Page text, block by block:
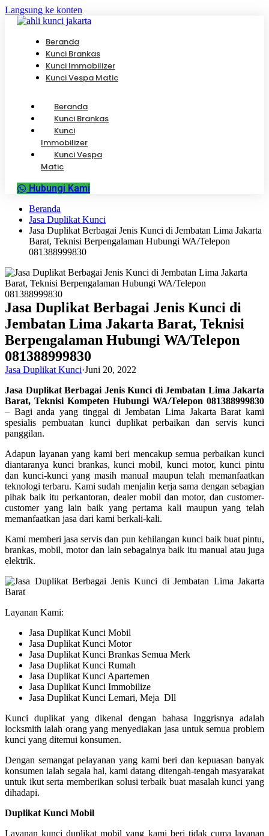
Langsung ke konten
Beranda
Kunci Brankas
Kunci Immobilizer
Kunci Vespa Matic
Beranda
Kunci Brankas
Kunci
Immobilizer
Kunci Vespa
Matic
Hubungi Kami
Beranda
Jasa Duplikat Kunci
Jasa Duplikat Berbagai Jenis Kunci di Jembatan Lima Jakarta
Barat, Teknisi Berpengalaman Hubungi WA/Telepon
081388999830
Jasa Duplikat Berbagai Jenis Kunci di
Jembatan Lima Jakarta Barat, Teknisi
Berpengalaman Hubungi WA/Telepon
081388999830
Jasa Duplikat Kunci·Juni 20, 2022
Jasa Duplikat Berbagai Jenis Kunci di Jembatan Lima Jakarta
Barat, Teknisi Kompeten Hubungi WA/Telepon 081388999830
– Bagi anda yang tinggal di Jembatan Lima Jakarta Barat kami
spesialis pembuatan kunci duplikat perbaikan dan servis kunci
panggilan.
Adapun layanan yang kami beri mencakup semua perbaikan kunci
diantaranya kunci brankas, kunci mobil, kunci motor, kunci pintu
dan kunci-kunci yang masih manual maupun telah memanfaatkan
teknologi terbaru. Kami sudah menjalin kerja sama dengan sebagian
pihak baik itu perkantoran, dealer mobil dan motor, dan customer-
customer yang lain baik yang pertama kali maupun yang telah
memanfaatkan jasa dari kami berkali-kali.
Kami memberi jasa servis dan pun kehilangan kunci baik buat pintu,
brankas, mobil, motor dan lain sebagainya baik itu manual atau juga
elektrik.
Layanan Kami:
Jasa Duplikat Kunci Mobil
Jasa Duplikat Kunci Motor
Jasa Duplikat Kunci Brankas Semua Merk
Jasa Duplikat Kunci Rumah
Jasa Duplikat Kunci Apartemen
Jasa Duplikat Kunci Immobilize
Jasa Duplikat Kunci Lemari, Meja Dll
Kunci duplikat yang dikenal dengan bahasa Inggrisnya adalah
locksmith ialah orang yang menyediakan jasa untuk semua problem
kunci yang ditemui konsumen.
Dengan semangat pelayanan yang kami beri dan kepuasan banyak
konsumen ialah segala hal, kami datang ditengah-tengah masyarakat
untuk ikut serta memberikan solusi terbaik buat masalah kunci yang
dihadapi.
Duplikat Kunci Mobil
Layanan kunci duplikat mobil yang kami beri tidak cuma layanan